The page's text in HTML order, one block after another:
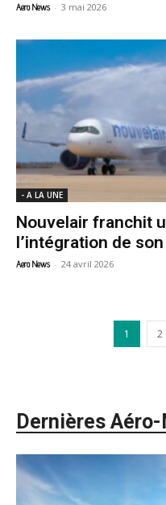
Aero News - 3 mai 2026
- A LA UNE
Nouvelair franchit
l’intégration de
Aero News - 24 avril 2026
1 2
Dernières